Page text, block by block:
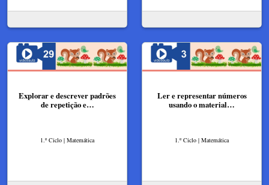
Explorar e descrever padrões
de repetição e…
1.º Ciclo | Matemática
Ler e representar números
usando o material…
1.º Ciclo | Matemática